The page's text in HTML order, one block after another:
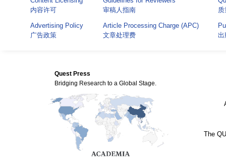
内容许可
审稿人指南
Advertising Policy
广告政策
Article Processing Charge (APC)
文章处理费
出
Quest Press
Bridging Research to a Global Stage.
The